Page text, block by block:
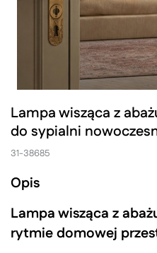
Lampa wisząca z
do sypialni
31-38685
Opis
Lampa wisząca z
rytmie domowej